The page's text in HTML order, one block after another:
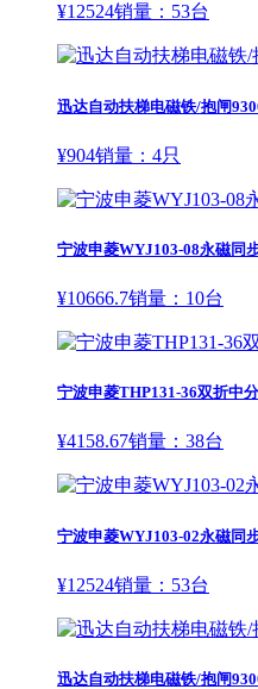
¥12524销量： 53台
迅达自动扶梯电磁铁/抱闸
¥904销量： 4只
宁波申菱WYJ103-08永磁同
¥10666.7销量： 10台
宁波申菱THP131-36双折中
¥4158.67销量： 38台
宁波申菱WYJ103-02永磁同
¥12524销量： 53台
迅达自动扶梯电磁铁/抱闸